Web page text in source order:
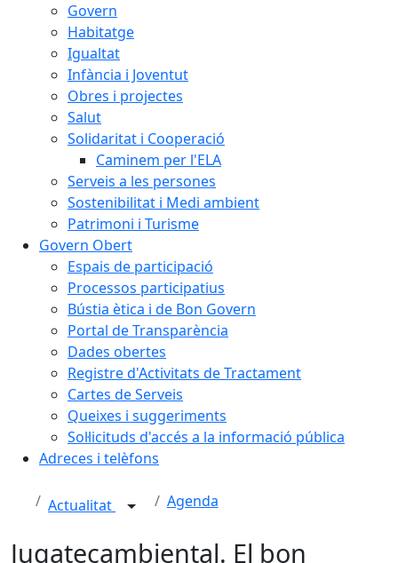
Govern
Habitatge
Igualtat
Infància i Joventut
Obres i projectes
Salut
Solidaritat i Cooperació
Caminem per l'ELA
Serveis a les persones
Sostenibilitat i Medi ambient
Patrimoni i Turisme
Govern Obert
Espais de participació
Processos participatius
Bústia ètica i de Bon Govern
Portal de Transparència
Dades obertes
Registre d'Activitats de Tractament
Cartes de Serveis
Queixes i suggeriments
Sol·licituds d'accés a la informació pública
Adreces i telèfons
Actualitat Agenda
Jugatecambiental. El bon